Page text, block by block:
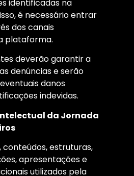
identificadas na
é necessário entrar
dos canais
plataforma.
deverão garantir a
denúncias e serão
danos
indevidas.
da Jornada
conteúdos, estruturas,
apresentações e
utilizados pela